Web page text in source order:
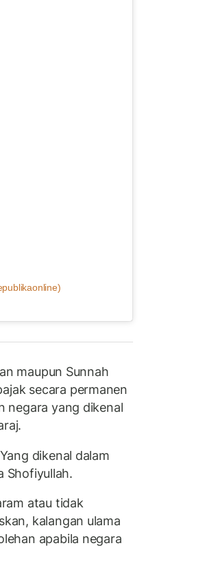
maupun Sunnah
secara permanen
negara yang dikenal
dikenal dalam
Shofiyullah.
atau tidak
kalangan ulama
apabila negara